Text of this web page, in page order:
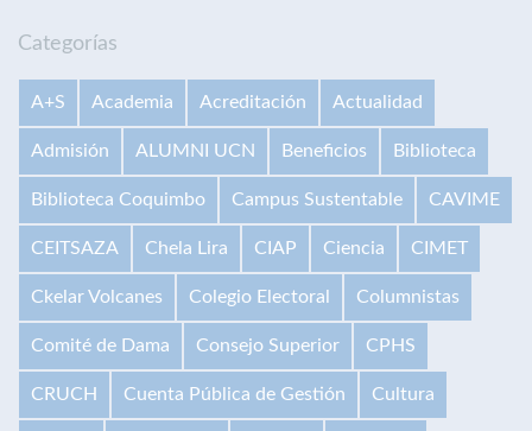
Categorías
A+S Academia Acreditación Actualidad
Admisión ALUMNI UCN Beneficios Biblioteca
Biblioteca Coquimbo Campus Sustentable CAVIME
CEITSAZA Chela Lira CIAP Ciencia CIMET
Ckelar Volcanes Colegio Electoral Columnistas
Comité de Dama Consejo Superior CPHS
CRUCH Cuenta Pública de Gestión Cultura